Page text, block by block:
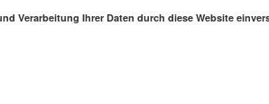
Verarbeitung Ihrer Daten durch diese Website